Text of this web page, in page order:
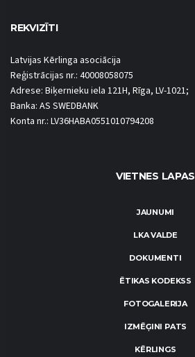
REKVIZĪTI
Latvijas Kērlinga asociācija
Reģistrācijas nr.: 40008058075
Adrese: Biķernieku iela 121H, Rīga, LV-1021;
Banka: AS SWEDBANK
Konta nr.: LV36HABA0551010794208
VIETNES LAPAS
JAUNUMI
LKA VALDE
DOKUMENTI
ĒTIKAS KODEKSS
FOTOGALERIJA
IZMĒĢINI PATS
KĒRLINGS